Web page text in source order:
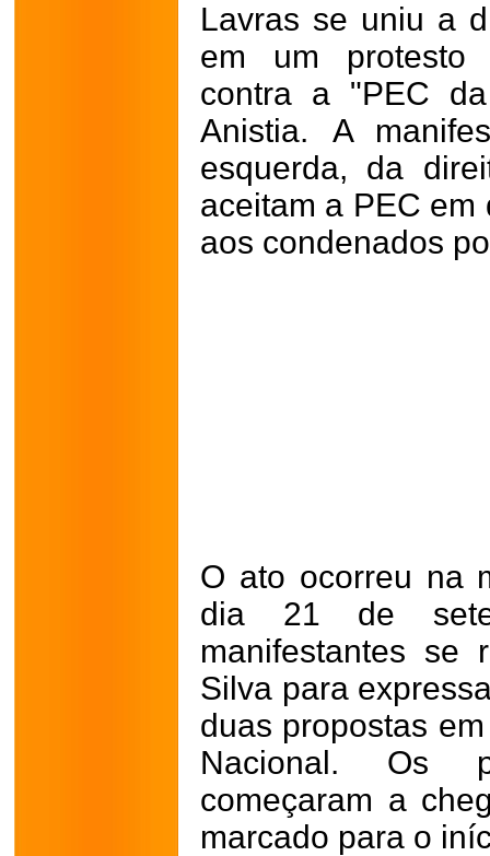
Lavras se uniu a
em um protesto
contra a "PEC
Anistia. A
esquerda, da
aceitam a PEC
aos condenados
O ato ocorreu na
dia 21 de
manifestantes se
Silva para
duas propostas
Nacional. Os
começaram a
marcado para o